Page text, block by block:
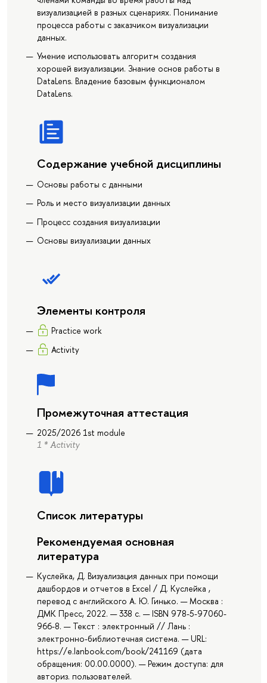
визуализацией в разных сценариях. Понимание
процесса работы с заказчиком визуализации
данных.
Умение использовать алгоритм создания
хорошей визуализации. Знание основ работы в
DataLens. Владение базовым функционалом
DataLens.
Содержание учебной дисциплины
Основы работы с данными
Роль и место визуализации данных
Процесс создания визуализации
Основы визуализации данных
Элементы контроля
Practice work
Activity
Промежуточная аттестация
2025/2026 1st module
1 * Activity
Список литературы
Рекомендуемая основная
литература
Куслейка, Д. Визуализация данных при помощи
дашбордов и отчетов в Excel / Д. Куслейка ,
перевод с английского А. Ю. Гинько. — Москва :
ДМК Пресс, 2022. — 338 с. — ISBN 978-5-97060-
966-8. — Текст : электронный // Лань :
электронно-библиотечная система. — URL:
https://e.lanbook.com/book/241169 (дата
обращения: 00.00.0000). — Режим доступа: для
авториз. пользователей.